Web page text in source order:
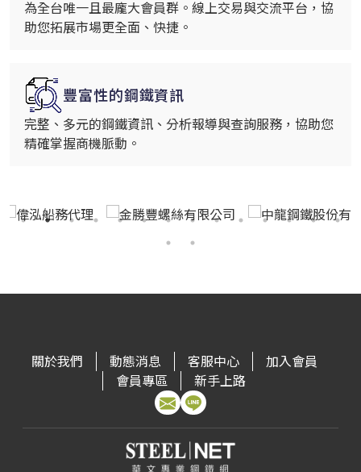
為全台唯一且最龐大會員群。線上交易與交流平台，協
助您拓展市場更全面、快捷。
豐富性的鋼鐵資訊
完整、多元的鋼鐵資訊、分析報導與查詢服務，協助您
精確掌握商機脈動。
關於我們 動態消息 客服中心
加入會員
會員專區
新手上路